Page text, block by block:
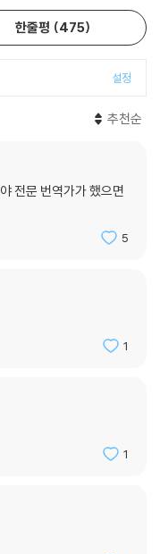
‘우리, 인간이라는 존재’에
현대 물리학이 제공하는
놓여 있을까요? (중략) 우
그렇다면 각자 개별적으
엇이란 말인가요? 이 거대
고뇌와 현대 물리학의 최
빙성 있는 이야기들이 폭
주 탐색의 좋은 길잡이가
한줄평 475
설정
추천순
전문 번역가가 했으면
5
1
1